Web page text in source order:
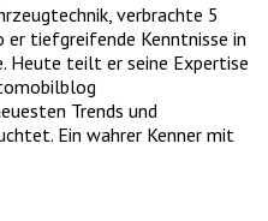
verbrachte 5
er tiefgreifende Kenntnisse in
Heute teilt er seine Expertise
Trends und
Ein wahrer Kenner mit